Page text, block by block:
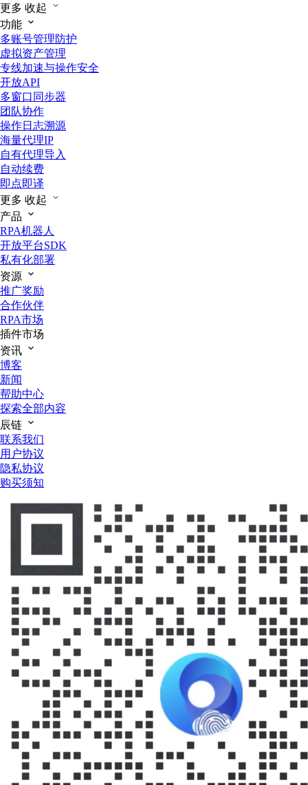
更多 收起
功能
多账号管理防护
虚拟资产管理
专线加速与操作安全
开放API
多窗口同步器
团队协作
操作日志溯源
海量代理IP
自有代理导入
自动续费
即点即译
更多 收起
产品
RPA机器人
开放平台SDK
私有化部署
资源
推广奖励
合作伙伴
RPA市场
插件市场
资讯
博客
新闻
帮助中心
探索全部内容
辰链
联系我们
用户协议
隐私协议
购买须知